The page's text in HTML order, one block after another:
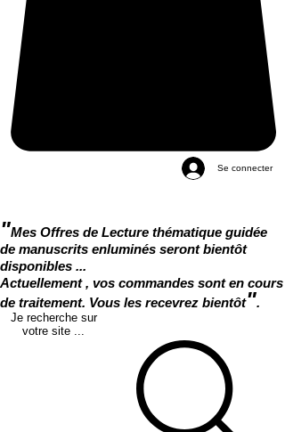
Se connecter
"Mes Offres de Lecture thématique guidée
de manuscrits enluminés seront bientôt
disponibles ...
Actuellement , vos commandes sont en cours
de traitement. Vous les recevrez bientôt".
Je recherche sur
votre site ...